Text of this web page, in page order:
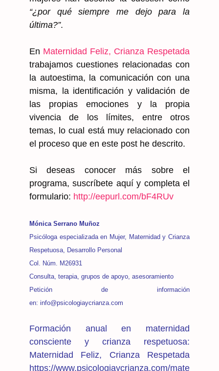
“¿por qué siempre me dejo para la
última?”.
En Maternidad Feliz, Crianza Respetada
trabajamos cuestiones relacionadas con
la autoestima, la comunicación con una
misma, la identificación y validación de
las propias emociones y la propia
vivencia de los límites, entre otros
temas, lo cual está muy relacionado con
el proceso que en este post he descrito.
Si deseas conocer más sobre el
programa, suscríbete aquí y completa el
formulario: http://eepurl.com/bF4RUv
Mónica Serrano Muñoz
Psicóloga especializada en Mujer, Maternidad y Crianza
Respetuosa, Desarrollo Personal
Col. Núm. M26931
Consulta, terapia, grupos de apoyo, asesoramiento
Petición de información
en: info@psicologiaycrianza.com
Formación anual en maternidad
consciente y crianza respetuosa:
Maternidad Feliz, Crianza Respetada
https://www.psicologiaycrianza.com/mate